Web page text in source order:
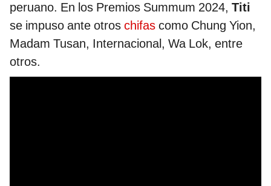
peruano. En los Premios Summum 2024, Titi
se impuso ante otros chifas como Chung Yion,
Madam Tusan, Internacional, Wa Lok, entre
otros.